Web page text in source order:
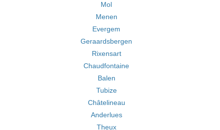
Mol
Menen
Evergem
Geraardsbergen
Rixensart
Chaudfontaine
Balen
Tubize
Châtelineau
Anderlues
Theux